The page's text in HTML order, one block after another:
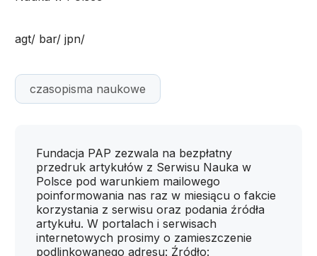
agt/ bar/ jpn/
czasopisma naukowe
Fundacja PAP zezwala na bezpłatny
przedruk artykułów z Serwisu Nauka w
Polsce pod warunkiem mailowego
poinformowania nas raz w miesiącu o fakcie
korzystania z serwisu oraz podania źródła
artykułu. W portalach i serwisach
internetowych prosimy o zamieszczenie
podlinkowanego adresu: Źródło: